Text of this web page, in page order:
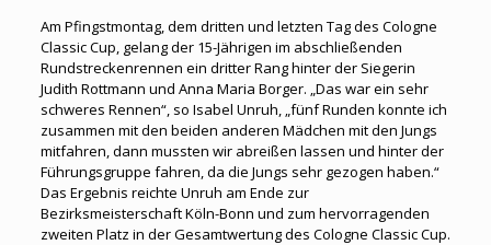
Am Pfingstmontag, dem dritten und letzten Tag des Cologne
Classic Cup, gelang der 15-Jährigen im abschließenden
Rundstreckenrennen ein dritter Rang hinter der Siegerin
Judith Rottmann und Anna Maria Borger. „Das war ein sehr
schweres Rennen“, so Isabel Unruh, „fünf Runden konnte ich
zusammen mit den beiden anderen Mädchen mit den Jungs
mitfahren, dann mussten wir abreißen lassen und hinter der
Führungsgruppe fahren, da die Jungs sehr gezogen haben.“
Das Ergebnis reichte Unruh am Ende zur
Bezirksmeisterschaft Köln-Bonn und zum hervorragenden
zweiten Platz in der Gesamtwertung des Cologne Classic Cup.